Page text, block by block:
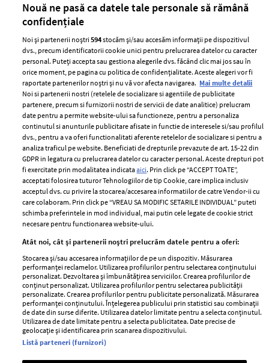
ELLE Style Awards
2024
Despre ELLE
Romania
Contact
Abonamente
Termeni si conditii
Politica de
confidențialitate
Politica de cookies
Publicitate
GSP
Unica
Baby
Retete
femei
Viva
Avantaje
Retete practice
Pariază responsabil! Decizia ONJN nr. 821/25.09.2025.
Jocurile de noroc sunt interzise minorilor.
Nouă ne pasă ca datele tale personale să rămână
confidențiale
Noi și partenerii noștri594stocăm și/sau accesăm informații pe dispozitivul
dvs., precum identificatorii cookie unici pentru prelucrarea datelor cu caracter
personal. Puteți accepta sau gestiona alegerile dvs. făcând clic mai jos sau în
orice moment, pe pagina cu politica de confidențialitate. Aceste alegeri vor fi
raportate partenerilor noștri și nu vă vor afecta navigarea. Mai multe detalii
Noi si partenerii nostri (retelele de socializare si agentiile de publicitate
partenere, precum si furnizorii nostri de servicii de date analitice) prelucram
date pentru a permite website-ului sa functioneze, pentru a personaliza
continutul si anunturile publicitare afisate in functie de interesele si/sau profilul
dvs., pentru a va oferi functionalitati aferente retelelor de socializare si pentru a
analiza traficul pe website. Beneficiati de drepturile prevazute de art. 15-22 din
GDPR in legatura cu prelucrarea datelor cu caracter personal. Aceste drepturi pot
fi exercitate prin modalitatea indicataaici. Prin click pe “ACCEPT TOATE”,
acceptati folosirea tuturor Tehnologiilor de tip Cookie, care implica inclusiv
acceptul dvs. cu privire la stocarea/accesarea informatiilor de catre Vendor-ii cu
care colaboram. Prin click pe “VREAU SA MODIFIC SETARILE INDIVIDUAL” puteti
schimba preferintele in mod individual, mai putin cele legate de cookie strict
necesare pentru functionarea website-ului.
Atât noi, cât și partenerii noștri prelucrăm datele pentru a oferi:
Stocarea și/sau accesarea informațiilor de pe un dispozitiv. Măsurarea
performanței reclamelor. Utilizarea profilurilor pentru selectarea conținutului
personalizat. Dezvoltarea și îmbunătățirea serviciilor. Crearea profilurilor de
conținut personalizat. Utilizarea profilurilor pentru selectarea publicității
personalizate. Crearea profilurilor pentru publicitate personalizată. Măsurarea
performanței conținutului. Înțelegerea publicului prin statistici sau combinații
de date din surse diferite. Utilizarea datelor limitate pentru a selecta conținutul.
Utilizarea de date limitate pentru a selecta publicitatea. Date precise de
geolocație și identificarea prin scanarea dispozitivului.
Listă parteneri (furnizori)